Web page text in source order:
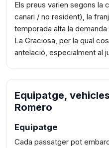
Els preus varien segons la
canari / no resident), la
temporada alta la
La Graciosa, per la qual
antelació, especialment al
Equipatge,
Romero
Equipatge
Cada passatger pot